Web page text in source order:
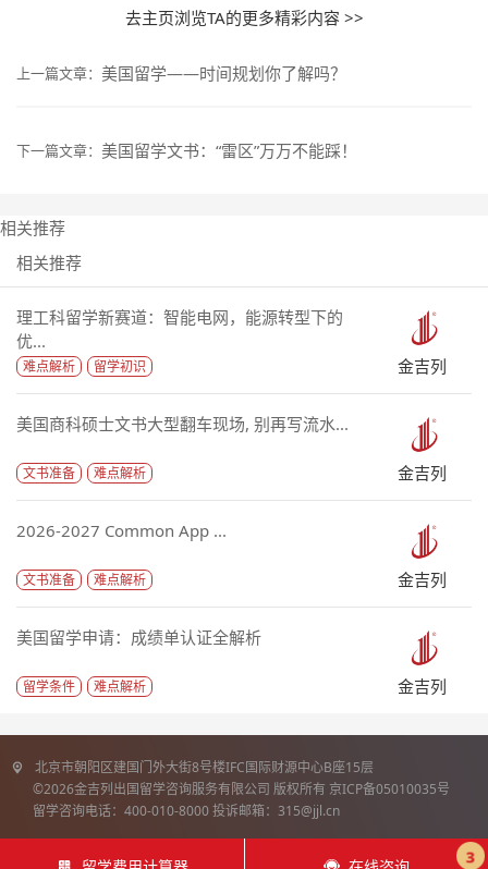
去主页浏览TA的更多精彩内容 >>
上一篇文章： 美国留学——时间规划你了解吗？
下一篇文章： 美国留学文书：“雷区”万万不能踩！
相关推荐
相关推荐
理工科留学新赛道：智能电网，能源转型下的
优...
难点解析 留学初识 金吉列
美国商科硕士文书大型翻车现场, 别再写流水...
文书准备 难点解析 金吉列
2026-2027 Common App ...
文书准备 难点解析 金吉列
美国留学申请：成绩单认证全解析
留学条件 难点解析 金吉列
北京市朝阳区建国门外大街8号楼IFC国际财源中心B座15层
©2026金吉列出国留学咨询服务有限公司 版权所有 京ICP备05010035号
留学咨询电话：400-010-8000 投诉邮箱：315@jjl.cn
3